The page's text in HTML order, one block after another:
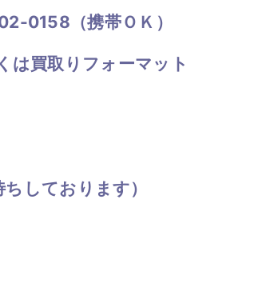
0158（携帯ＯＫ）
は買取り フォーマット
しております）